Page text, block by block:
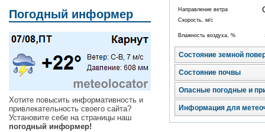
Погодный информер
Хотите повысить информативность и
привлекательность своего сайта?
Установите себе на страницы наш
погодный информер!
Направление ветра
Скорость, м/с
Влажность воздуха, %
Состояние земной
Состояние почвы
Опасные погодные и
Информация для